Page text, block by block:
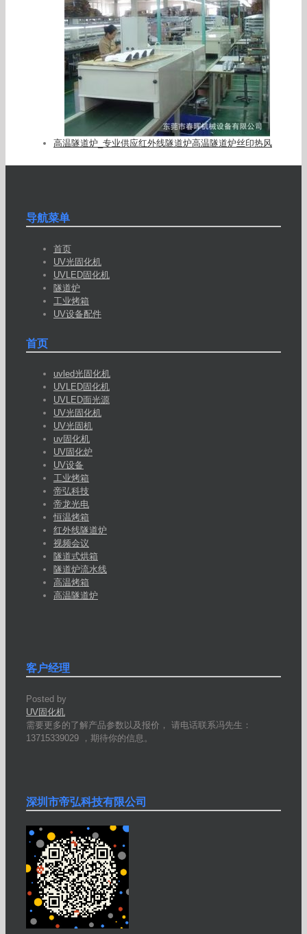
高温隧道炉_专业供应红外线隧道炉高温隧道炉丝印热风
导航菜单
首页
UV光固化机
UVLED固化机
隧道炉
工业烤箱
UV设备配件
首页
uvled光固化机
UVLED固化机
UVLED面光源
UV光固化机
UV光固机
uv固化机
UV固化炉
UV设备
工业烤箱
帝弘科技
帝龙光电
恒温烤箱
红外线隧道炉
视频会议
隧道式烘箱
隧道炉流水线
高温烤箱
高温隧道炉
客户经理
Posted by
UV固化机
需要更多的了解产品参数以及报价， 请电话联系冯先生：
13715339029 ，期待你的信息。
深圳市帝弘科技有限公司